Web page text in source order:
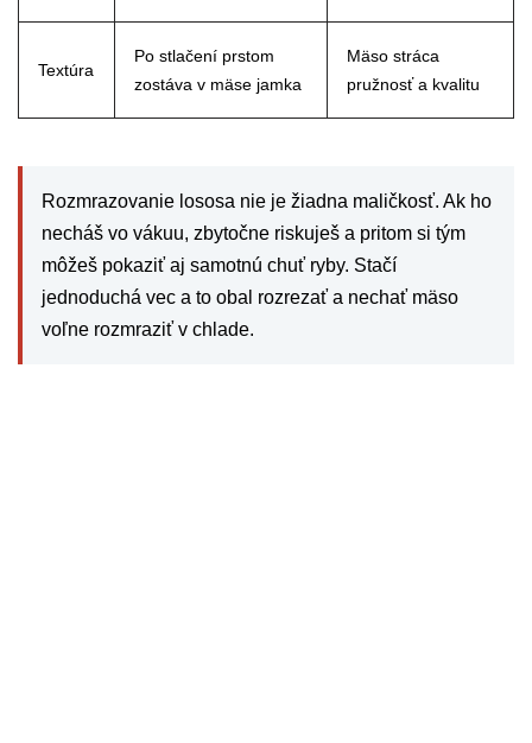
Textúra
Po stlačení prstom
zostáva v mäse jamka
Mäso stráca
pružnosť a kvalitu
Rozmrazovanie lososa nie je žiadna maličkosť. Ak ho
necháš vo vákuu, zbytočne riskuješ a pritom si tým
môžeš pokaziť aj samotnú chuť ryby. Stačí
jednoduchá vec a to obal rozrezať a nechať mäso
voľne rozmraziť v chlade.